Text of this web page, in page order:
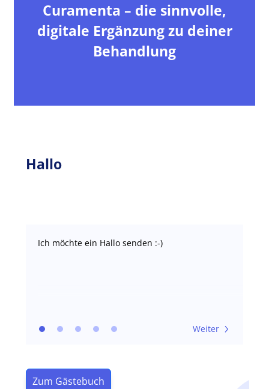
Curamenta – die sinnvolle,
digitale Ergänzung zu deiner
Behandlung
Hallo
Ich möchte ein Hallo senden :-)
Weiter
Zum Gästebuch